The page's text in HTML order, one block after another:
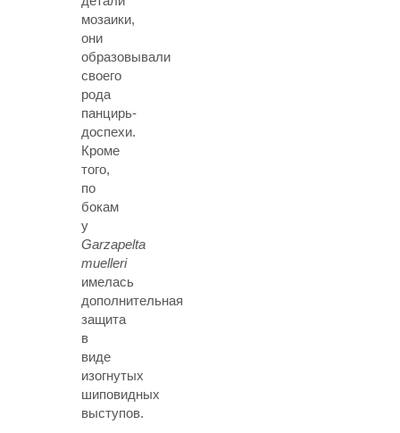
мозаики,
они
образовывали
своего
рода
панцирь-
доспехи.
Кроме
того,
по
бокам
у
Garzapelta
muelleri
имелась
дополнительная
защита
в
виде
изогнутых
шиповидных
выступов.